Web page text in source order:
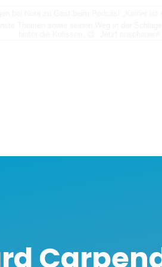
bei Nora zu Gast beim Podcast „Keiner
Themen sowie seinen Weg in der